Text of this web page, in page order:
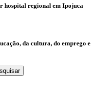
hospital regional em Ipojuca
da cultura, do emprego e